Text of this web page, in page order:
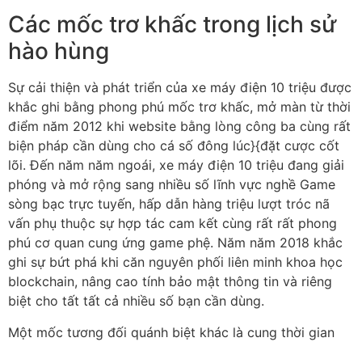
Các mốc trơ khấc trong lịch sử
hào hùng
Sự cải thiện và phát triển của xe máy điện 10 triệu được
khắc ghi bằng phong phú mốc trơ khấc, mở màn từ thời
điểm năm 2012 khi website bằng lòng công ba cùng rất
biện pháp cần dùng cho cá số đông lúc}{đặt cược cốt
lõi. Đến năm năm ngoái, xe máy điện 10 triệu đang giải
phóng và mở rộng sang nhiều số lĩnh vực nghề Game
sòng bạc trực tuyến, hấp dẫn hàng triệu lượt tróc nã
vấn phụ thuộc sự hợp tác cam kết cùng rất rất phong
phú cơ quan cung ứng game phệ. Năm năm 2018 khắc
ghi sự bứt phá khi căn nguyên phối liên minh khoa học
blockchain, nâng cao tính bảo mật thông tin và riêng
biệt cho tất tất cả nhiều số bạn cần dùng.
Một mốc tương đối quánh biệt khác là cung thời gian